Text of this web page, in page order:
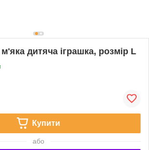
дитяча іграшка, розмір L
Купити
або